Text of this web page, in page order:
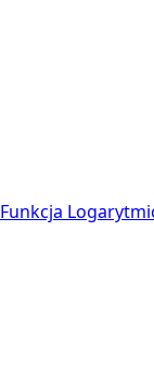
Funkcja